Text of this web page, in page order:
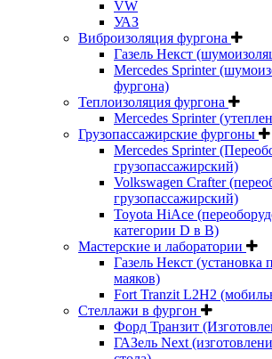
VW
УАЗ
Виброизоляция фургона
Газель Некст
Mercedes Sprinter
фургона)
Теплоизоляция фургона
Mercedes Sprinter
Грузопассажирские фургоны
Mercedes Sprinter
грузопассажирский)
Volkswagen Crafter
грузопассажирский)
Toyota HiAce
категории D в B)
Мастерские и лаборатории
Газель Некст (установка
маяков)
Fort Tranzit L2H2
Стеллажи в фургон
Форд Транзит
ГАЗель Next